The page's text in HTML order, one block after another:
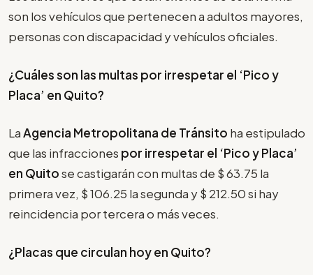
son los vehículos que pertenecen a adultos mayores,
personas con discapacidad y vehículos oficiales.
¿Cuáles son las multas por irrespetar el ‘Pico y
Placa’ en Quito?
LaAgencia Metropolitana de Tránsito ha estipulado
que las infracciones por irrespetar el ‘Pico y Placa’
en Quitose castigarán con multas de $ 63.75 la
primera vez, $ 106.25 la segunda y $ 212.50 si hay
reincidencia por tercera o más veces.
¿Placas que circulan hoy en Quito?